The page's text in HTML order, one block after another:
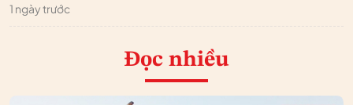
1 ngày trước
Đọc nhiều